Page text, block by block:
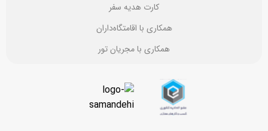
همکاری با مجریان تور
همکاری با اقامتگاه‌داران
کارت هدیه سفر